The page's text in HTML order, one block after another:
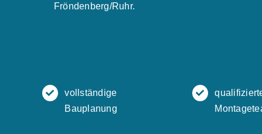
Fröndenberg/Ruhr.
vollständige
Bauplanung